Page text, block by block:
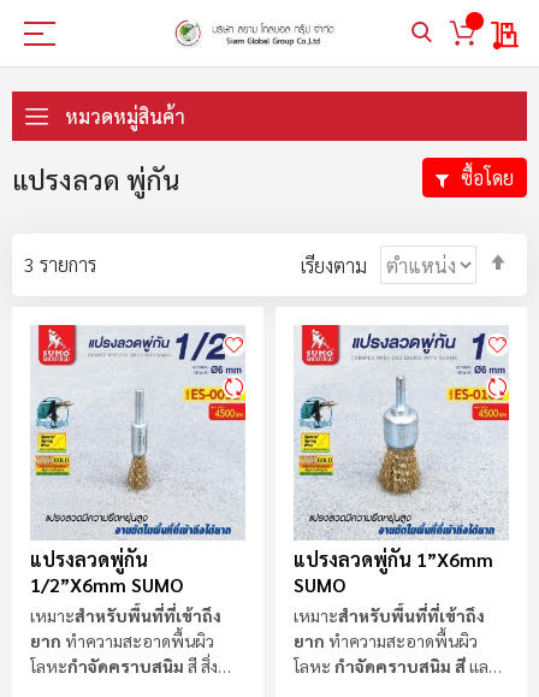
My
ไป
ที่
หมวดหมู่สินค้า
แปรงลวด พู่กัน
3 รายการ เรียงตาม
แปรงลวดพู่กัน
1/2”x6mm SUMO
เหมาะสำหรับพื้นที่ที่เข้าถึง
ยาก ทำความสะอาดพื้นผิว
โลหะกำจัดคราบสนิม สี สิ่ง
แปรงลวดพู่กัน 1”x6mm
SUMO
เหมาะสำหรับพื้นที่ที่เข้าถึง
ยาก ทำความสะอาดพื้นผิว
โลหะ กำจัดคราบสนิม สีและ
ซื้อโดย